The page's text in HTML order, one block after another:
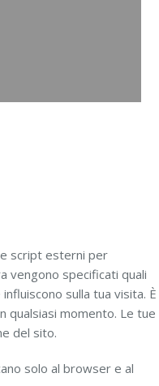
script esterni per
vengono specificati quali
sulla tua visita. È
qualsiasi momento. Le tue
del sito.
solo al browser e al